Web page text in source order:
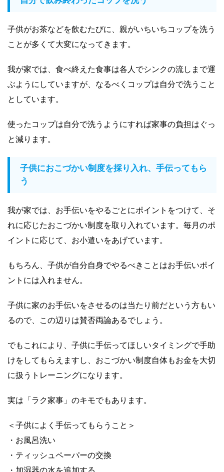
子供がお茶などを飲むたびに、親がいちいちコップを洗う
ことが多くて大変になってきます。
我が家では、食べ終えた食事は各人でシンクの流しまで運
ぶようにしていますが、なるべくコップは自分で洗うこと
としています。
使ったコップは自分で洗うようにすれば家事の負担はぐっ
と減ります。
子供におこづかい制度を採り入れ、手伝ってもら
う
我が家では、お手伝いをやるごとにポイントをつけて、そ
れに応じたおこづかい制度を取り入れています。毎月のポ
イントに応じて、お小遣いをあげています。
もちろん、子供が自分自身でやるべきことはお手伝いポイ
ントには入れません。
子供に家のお手伝いをさせるのは当たり前だという方もい
るので、この辺りは賛否両論あるでしょう。
でもこれにより、子供に手伝ってほしいタイミングで手助
けをしてもらえますし、おこづかい制度自体もお金を大切
に扱うトレーニングになります。
実は「ラク家事」のキモでもあります。
＜子供によく手伝ってもらうこと＞
・お風呂洗い
・ティッシュペーパーの交換